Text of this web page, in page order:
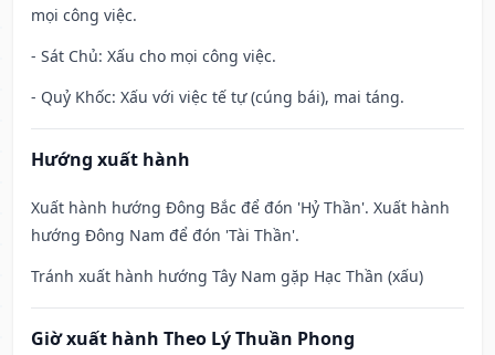
mọi công việc.
- Sát Chủ: Xấu cho mọi công việc.
- Quỷ Khốc: Xấu với việc tế tự (cúng bái), mai táng.
Hướng xuất hành
Xuất hành hướng Đông Bắc để đón 'Hỷ Thần'. Xuất hành
hướng Đông Nam để đón 'Tài Thần'.
Tránh xuất hành hướng Tây Nam gặp Hạc Thần (xấu)
Giờ xuất hành Theo Lý Thuần Phong